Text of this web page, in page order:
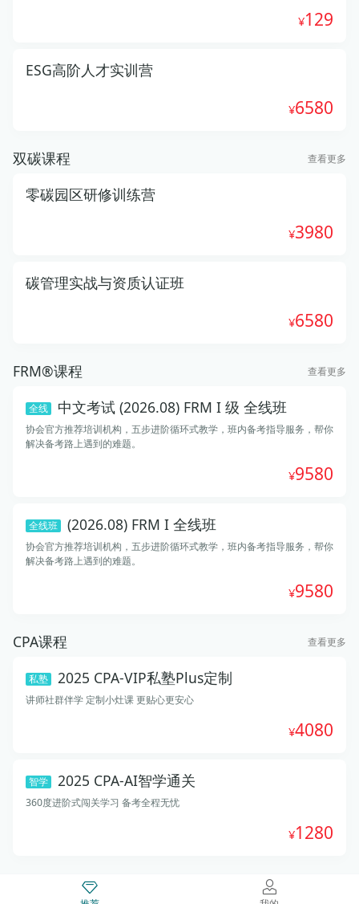
129
ESG高阶人才实训营
6580
双碳课程 查看更多
零碳园区研修训练营
3980
碳管理实战与资质认证班
6580
FRM®课程 查看更多
全线 中文考试 (2026.08) FRM I 级 全线班
协会官方推荐培训机构，五步进阶循环式教学，班内备考指导服务，帮你
解决备考路上遇到的难题。
9580
全线班 (2026.08) FRM I 全线班
协会官方推荐培训机构，五步进阶循环式教学，班内备考指导服务，帮你
解决备考路上遇到的难题。
9580
CPA课程 查看更多
私塾 2025 CPA-VIP私塾Plus定制
讲师社群伴学 定制小灶课 更贴心更安心
4080
智学 2025 CPA-AI智学通关
360度进阶式闯关学习 备考全程无忧
1280